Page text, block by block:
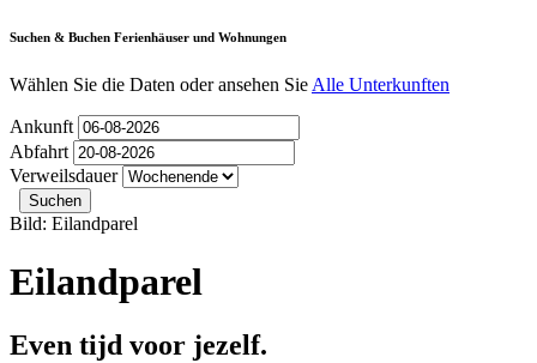
Suchen & Buchen Ferienhäuser und Wohnungen
Wählen Sie die Daten oder ansehen Sie Alle Unterkunften
Ankunft
Abfahrt
Verweilsdauer
Bild: Eilandparel
Eilandparel
Even tijd voor jezelf.